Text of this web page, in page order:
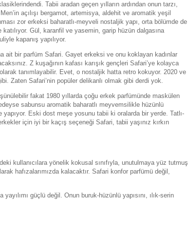
Tabii aradan geçen yılların ardından onun tarzı,
açılışı bergamot, artemisya, aldehit ve aromatik yeşil
zor erkeksi baharatlı-meyveli nostaljik yapı, orta bölümde de
Gül, karanfil ve yasemin, garip hüzün dalgasına
kapanış yapılıyor.
ait bir parfüm Safari. Gayet erkeksi ve onu koklayan kadınlar
Z kuşağının kafası karışık gençleri Safari’ye kolayca
tanımlayabilir. Evet, o nostaljik hatta retro kokuyor. 2020 ve
Zaten Safari’nin popüler delikanlı olmak gibi derdi yok.
fakat 1980 yıllarda çoğu erkek parfümünde maskülen
sabunsu aromatik baharatlı meyvemsilikle hüzünlü
Eski dost meşe yosunu tabii ki oralarda bir yerde. Tatlı-
için iyi bir kaçış seçeneği Safari, tabii yaşınız kırkın
kullanıcılara yönelik kokusal sınıfıyla, unutulmaya yüz tutmuş
hafızalarımızda kalacaktır. Safari konfor parfümü değil,
güçlü değil. Onun buruk-hüzünlü yapısını, ılık-serin